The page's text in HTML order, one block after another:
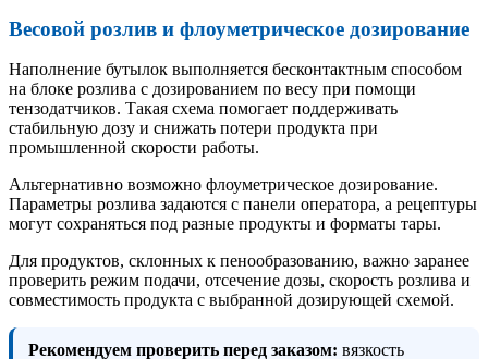
Весовой розлив и флоуметрическое дозирование
Наполнение бутылок выполняется бесконтактным способом
на блоке розлива с дозированием по весу при помощи
тензодатчиков. Такая схема помогает поддерживать
стабильную дозу и снижать потери продукта при
промышленной скорости работы.
Альтернативно возможно флоуметрическое дозирование.
Параметры розлива задаются с панели оператора, а рецептуры
могут сохраняться под разные продукты и форматы тары.
Для продуктов, склонных к пенообразованию, важно заранее
проверить режим подачи, отсечение дозы, скорость розлива и
совместимость продукта с выбранной дозирующей схемой.
Рекомендуем проверить перед заказом: вязкость